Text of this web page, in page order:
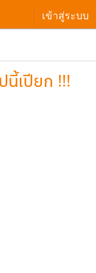
เข้าสู่ระบบ
นี้เปียก !!!